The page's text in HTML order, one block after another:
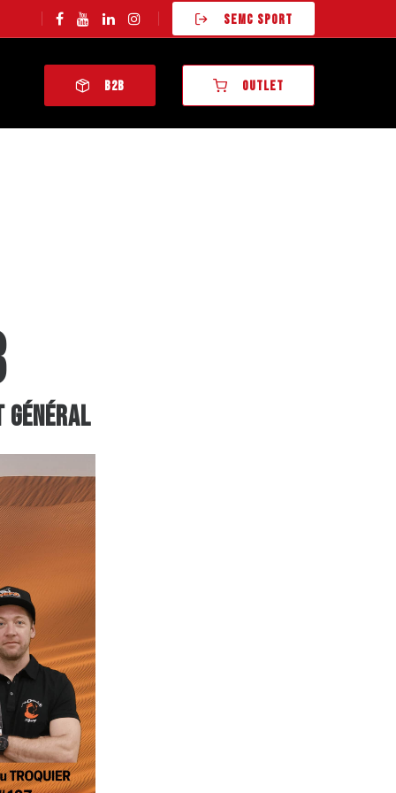
SEMC SPORT
B2B OUTLET
Général